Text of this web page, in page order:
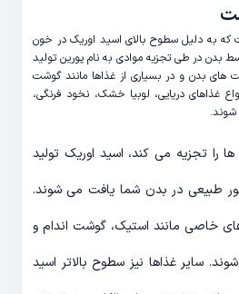
که به دلیل سطوح بالای اسید اوریک در خون
بدن در طی تجزیه موادی به نام پورین تولید
های بدن و در بسیاری از غذاها مانند گوشت
غذاهای دریایی، لوبیا خشک، نخود فرنگی،
شوند.
را تجزیه می کند، اسید اوریک تولید
طبیعی در بدن شما یافت می شوند.
خاصی مانند استیک، گوشت اندام و
سایر غذاها نیز سطوح بالاتر اسید